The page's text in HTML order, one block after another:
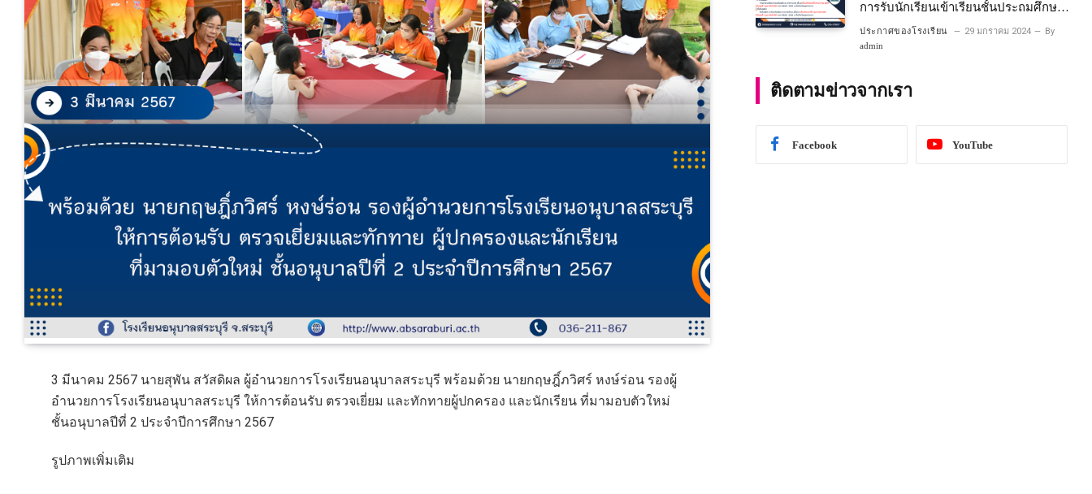
3 มีนาคม 2567 นายสุพัน สวัสดิผล ผู้อำนวยการโรงเรียนอนุบาลสระบุรี พร้อมด้วย นายกฤษฎิ์ภวิศร์ หงษ์ร่อน รองผู้
อำนวยการโรงเรียนอนุบาลสระบุรี ให้การต้อนรับ ตรวจเยี่ยม และทักทายผู้ปกครอง และนักเรียน ที่มามอบตัวใหม่
ชั้นอนุบาลปีที่ 2 ประจำปีการศึกษา 2567
รูปภาพเพิ่มเติม
การรับนักเรียนเข้าเรียนชั้นประถมศึกษา
ปีที่ 1 โครงการห้องเรียนพิเศษ
วิทยาศาสตร์ และคณิตศาสตร์ ประจําปี
ประกาศของโรงเรียน 29 มกราคม 2024 By
admin
ติดตามข่าวจากเรา
Facebook YouTube